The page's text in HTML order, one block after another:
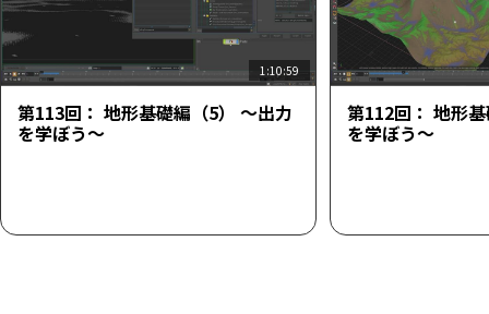
1:10:59
第113回： 地形基礎編（5） ～出力
を学ぼう～
第112回： 地形
を学ぼう～